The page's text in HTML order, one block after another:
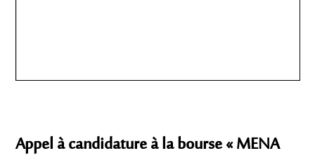
Appel à candidature à la bourse « MENA